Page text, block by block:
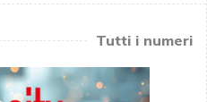
Tutti i numeri